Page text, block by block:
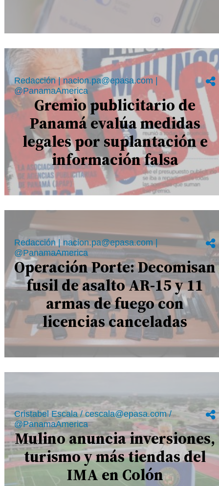
Redacción | nacion.pa@epasa.com |
@PanamaAmerica
Gremio publicitario de
Panamá evalúa medidas
legales por suplantación e
información falsa
Redacción | nacion.pa@epasa.com |
@PanamaAmerica
Operación Porte: Decomisan
fusil de asalto AR-15 y 11
armas de fuego con
licencias canceladas
Cristabel Escala / cescala@epasa.com /
@PanamaAmerica
Mulino anuncia inversiones,
turismo y más tiendas del
IMA en Colón